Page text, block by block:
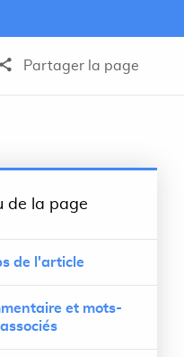
Partager la page
de la page
de l'article
et mots-